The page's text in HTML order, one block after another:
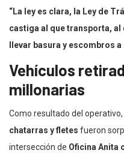
“La ley es clara, la Ley de
castiga al que transporta, al
llevar basura y escombros
Vehículos
millonarias
Como resultado del operativo,
chatarras y fletes fueron
intersección de Oficina Anita